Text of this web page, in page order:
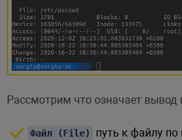
Рассмотрим что означает
Файл (File)
путь к файлу по